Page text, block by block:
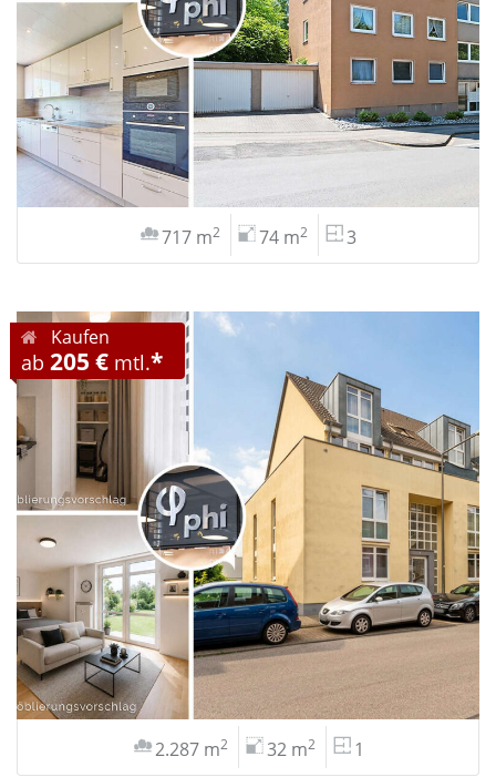
717 m2 74 m2 3
Kaufen
ab 205 € mtl.*
2.287 m2 32 m2 1